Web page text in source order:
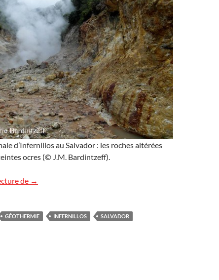
d’Infernillos au Salvador : les roches altérées
ocres (© J.M. Bardintzeff).
de Infernillos, aire géothermale au Salvador
→
GÉOTHERMIE INFERNILLOS
SALVADOR